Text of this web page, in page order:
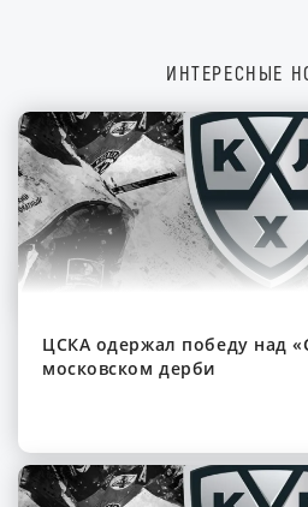
ИНТЕРЕСНЫЕ
ЦСКА одержал победу над
московском дерби